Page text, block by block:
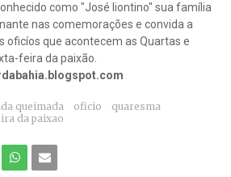
como "José liontino" sua família
nas comemorações e convida a
oficíos que acontecem as Quartas e
feira da paixão.
queimada oficio
quaresma
da paixao